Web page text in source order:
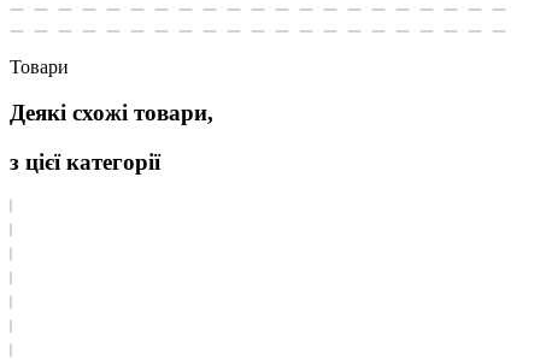
Товари
Деякі схожі товари,
з цієї категорії